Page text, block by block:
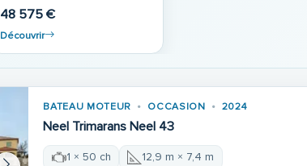
48 575 €
Découvrir
BATEAU MOTEUR OCCASION 2024
Neel Trimarans Neel 43
1 × 50 ch 12,9 m × 7,4 m